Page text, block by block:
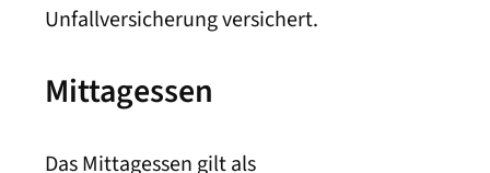
Unfallversicherung versichert.
Mittagessen
Das Mittagessen gilt als